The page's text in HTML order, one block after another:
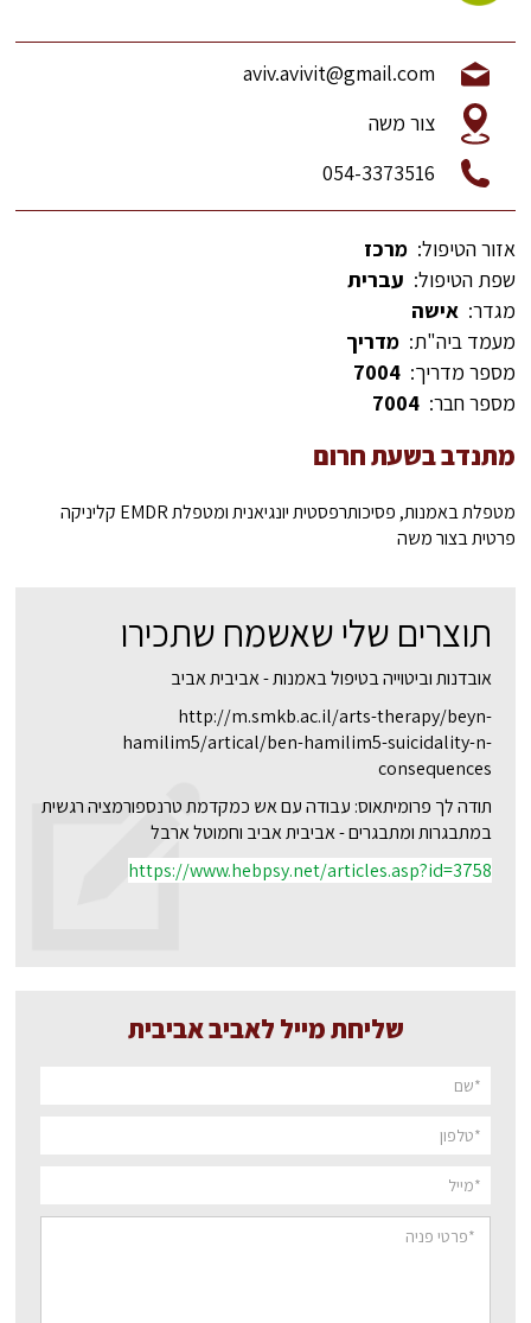
aviv.avivit@gmail.com
צור משה
054-3373516
אזור הטיפול: מרכז
שפת הטיפול: עברית
מגדר: אישה
מעמד ביה"ת: מדריך
מספר מדריך: 7004
מספר חבר: 7004
מתנדב בשעת חרום
מטפלת באמנות, פסיכותרפסטית יונגיאנית ומטפלת EMDR קליניקה
פרטית בצור משה
תוצרים שלי שאשמח שתכירו
אובדנות וביטוייה בטיפול באמנות - אביבית אביב
http://m.smkb.ac.il/arts-therapy/beyn-
hamilim5/artical/ben-hamilim5-suicidality-n-
consequences
תודה לך פרומיתאוס: עבודה עם אש כמקדמת טרנספורמציה רגשית
במתבגרות ומתבגרים - אביבית אביב וחמוטל ארבל
https://www.hebpsy.net/articles.asp?id=3758
שליחת מייל לאביב אביבית